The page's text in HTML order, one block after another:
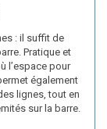
: il suffit de
Pratique et
l’espace pour
également
lignes, tout en
sur la barre.